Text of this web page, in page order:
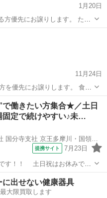
1月20日
方優先にお譲りします。 たく
稿も良ければご覧ください。
11月24日
先にお譲りします。 食洗
器乾燥機 内蔵５Lタンク式＆水
燥モード機能 ２９分スピード
家電 食洗機
で働きたい方集合★／土日
固定で続けやすい♪未…
シンテイ警備株式会社 国分寺支社 京王多摩川・国領・布田(33)エリア/A3203200124
提携サイト 7月23日
リア」★ 現場固定なので、
警備員
に出せない健康器具
大限買取します